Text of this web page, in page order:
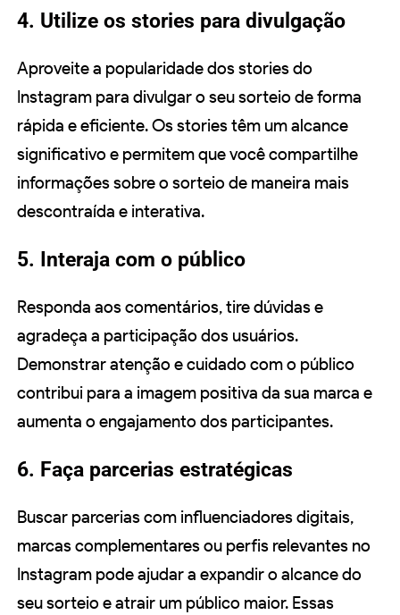
4. Utilize os stories para divulgação
Aproveite a popularidade dos stories do
Instagram para divulgar o seu sorteio de forma
rápida e eficiente. Os stories têm um alcance
significativo e permitem que você compartilhe
informações sobre o sorteio de maneira mais
descontraída e interativa.
5. Interaja com o público
Responda aos comentários, tire dúvidas e
agradeça a participação dos usuários.
Demonstrar atenção e cuidado com o público
contribui para a imagem positiva da sua marca e
aumenta o engajamento dos participantes.
6. Faça parcerias estratégicas
Buscar parcerias com influenciadores digitais,
marcas complementares ou perfis relevantes no
Instagram pode ajudar a expandir o alcance do
seu sorteio e atrair um público maior. Essas